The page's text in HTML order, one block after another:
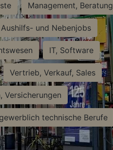
Management, Beratung
und Nebenjobs
IT, Software
Vertrieb, Verkauf, Sales
Versicherungen
technische Berufe